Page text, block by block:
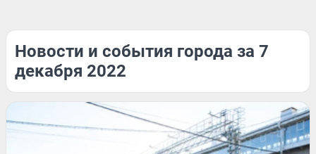
Новости и события города за 7
декабря 2022